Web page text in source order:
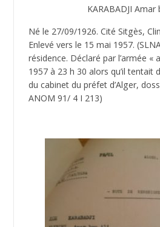
KARABADJI Amar
Né le 27/09/1926. Cité Sitgès,
Enlevé vers le 15 mai 1957.
résidence. Déclaré par l’armée «
1957 à 23 h 30 alors qu’il tentait
du cabinet du préfet d’Alger,
ANOM 91/ 4 I 213)